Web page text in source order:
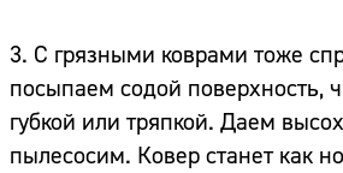
3. С грязными коврами тоже
посыпаем содой поверхность,
губкой или тряпкой. Даем
пылесосим. Ковер станет как